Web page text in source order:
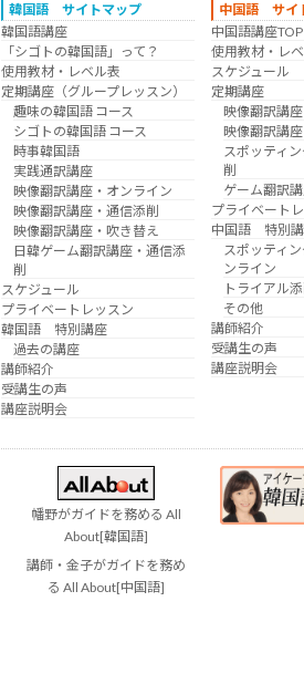
韓国語 サイトマップ
韓国語講座
「シゴトの韓国語」って？
使用教材・レベル表
定期講座（グループレッスン）
趣味の韓国語 コース
シゴトの韓国語 コース
時事韓国語
実践通訳講座
映像翻訳講座・オンライン
映像翻訳講座・通信添削
映像翻訳講座・吹き替え
日韓ゲーム翻訳講座・通信添
削
スケジュール
プライベートレッスン
韓国語 特別講座
過去の講座
講師紹介
受講生の声
講座説明会
中国語 サイ
中国語講座TOP
使用教材・レ
スケジュール
定期講座
映像翻訳講
映像翻訳講
スポッティ
削
ゲーム翻訳
プライベート
中国語 特別
スポッティ
ンライン
トライアル
その他
講師紹介
受講生の声
講座説明会
幡野がガイドを務める All
About[韓国語]
講師・金子がガイドを務め
る All About[中国語]